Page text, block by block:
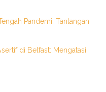
Pandemi: Tantangan
di Belfast: Mengatasi